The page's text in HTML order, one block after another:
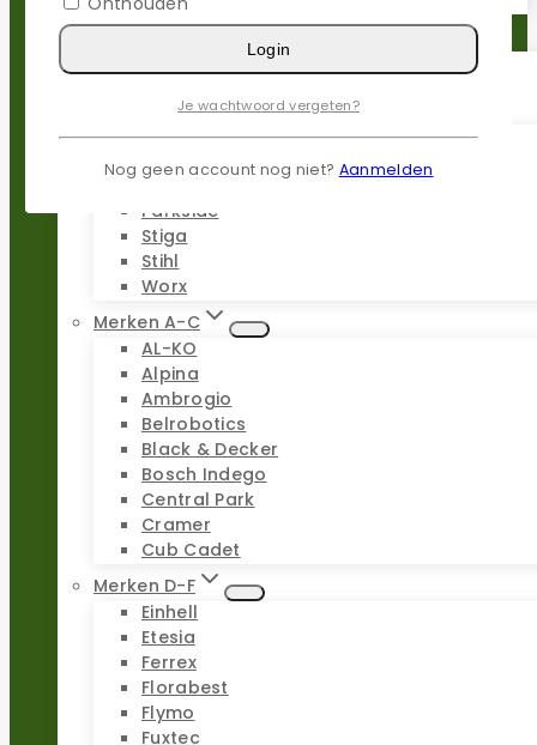
Populaire merken
Gardena
Husqvarna
Kress
Parkside
Stiga
Stihl
Worx
Merken A-C
AL-KO
Alpina
Ambrogio
Belrobotics
Black & Decker
Bosch Indego
Central Park
Cramer
Cub Cadet
Merken D-F
Einhell
Etesia
Ferrex
Florabest
Flymo
Fuxtec
Login
Je wachtwoord vergeten?
Nog geen account nog niet? Aanmelden